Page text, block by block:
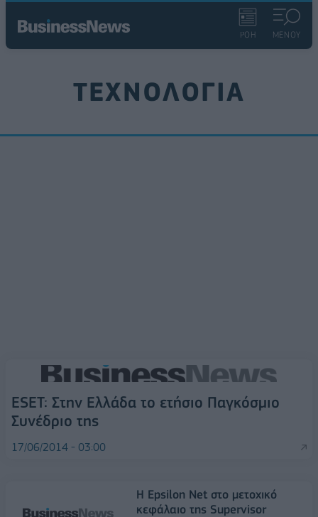
ΡΟΗ ΜΕΝΟΥ
ΤΕΧΝΟΛΟΓΙΑ
ESET: Στην Ελλάδα το ετήσιο Παγκόσμιο
Συνέδριο της
17/06/2014 - 03:00
Η Epsilon Net στο μετοχικό
κεφάλαιο της Supervisor